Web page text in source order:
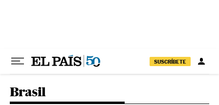
SUSCRÍBETE
Brasil